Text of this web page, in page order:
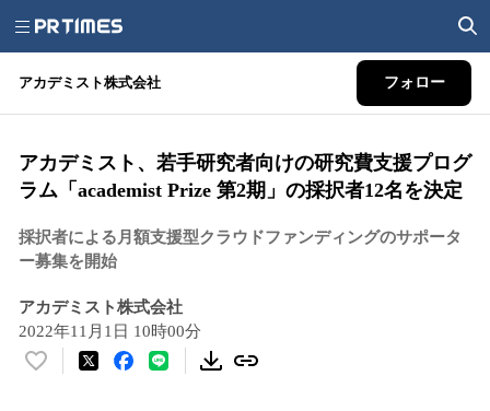
アカデミスト株式会社 フォロー
アカデミスト、若手研究者向けの研究費支援プログ
ラム「academist Prize 第2期」の採択者12名を決定
採択者による月額支援型クラウドファンディングのサポータ
ー募集を開始
アカデミスト株式会社
2022年11月1日 10時00分
い